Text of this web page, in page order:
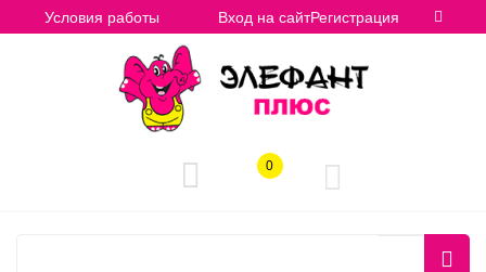
Условия работы Вход на сайтРегистрация
0